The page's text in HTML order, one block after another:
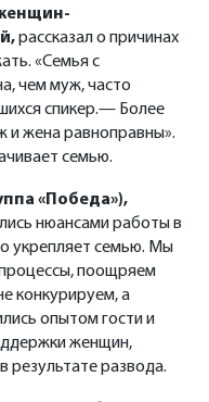
рассказал о причинах
«Семья с
чем муж, часто
спикер.— Более
и жена равноправны».
семью.
«Победа»),
нюансами работы в
укрепляет семью. Мы
поощряем
конкурируем, а
опытом гости и
женщин,
результате развода.